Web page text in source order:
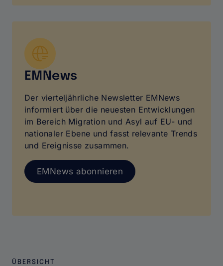
Vektor
EMNews
Der vierteljährliche Newsletter EMNews
informiert über die neuesten Entwicklungen
im Bereich Migration und Asyl auf EU- und
nationaler Ebene und fasst relevante Trends
und Ereignisse zusammen.
EMNews abonnieren
ÜBERSICHT